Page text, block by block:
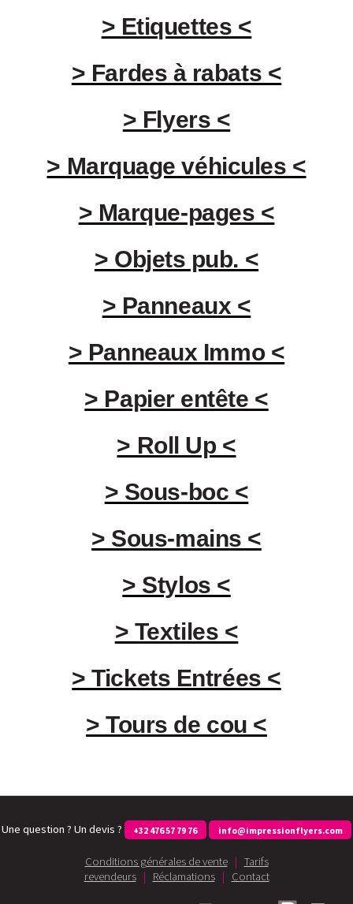
> Etiquettes <
> Fardes à rabats <
> Flyers <
> Marquage véhicules <
> Marque-pages <
> Objets pub. <
> Panneaux <
> Panneaux Immo <
> Papier entête <
> Roll Up <
> Sous-boc <
> Sous-mains <
> Stylos <
> Textiles <
> Tickets Entrées <
> Tours de cou <
Une question ? Un devis ? +32 476 57 79 76 info@impressionflyers.com
Conditions générales de vente | Tarifs
revendeurs | Réclamations | Contact